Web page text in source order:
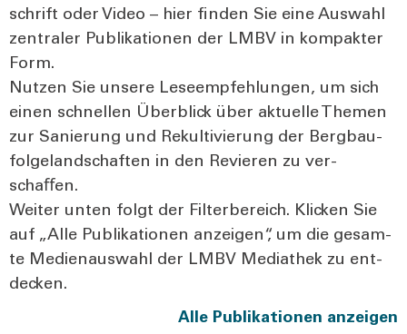
schrift oder Video – hier fin­den Sie eine Aus­wahl
zen­tra­ler Publi­ka­tio­nen der LMBV in kom­pak­ter
Form.
Nut­zen Sie unse­re Lese­emp­feh­lun­gen, um sich
einen schnel­len Über­blick über aktu­el­le The­men
zur Sanie­rung und Rekul­ti­vie­rung der Berg­bau­
fol­ge­land­schaf­ten in den Revie­ren zu ver­
schaﬀen.
Wei­ter unten folgt der Fil­ter­be­reich. Kli­cken Sie
auf „Alle Publi­ka­tio­nen anzei­gen“, um die gesam­
te Medi­en­aus­wahl der LMBV Media­thek zu ent­
de­cken.
Alle Publi­ka­tio­nen anzei­gen